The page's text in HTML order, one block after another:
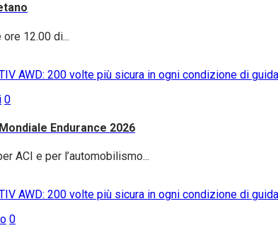
12.00 di...
0
Endurance 2026
ACI e per l’automobilismo...
0